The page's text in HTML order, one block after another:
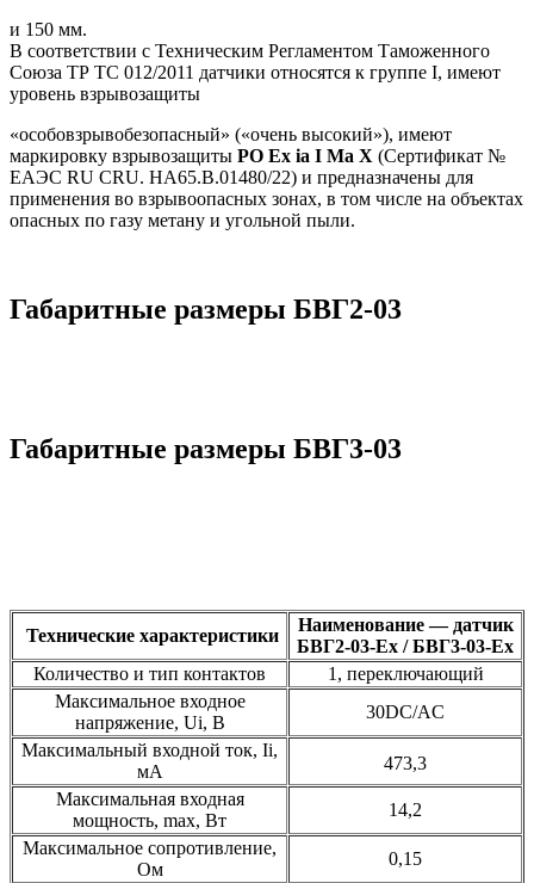
и 150 мм.
В соответствии с Техническим Регламентом Таможенного
Союза ТР ТС 012/2011 датчики относятся к группе I, имеют
уровень взрывозащиты
«особовзрывобезопасный» («очень высокий»), имеют
маркировку взрывозащиты РО Ех ia I Ма Х (Сертификат №
ЕАЭС RU CRU. HA65.B.01480/22) и предназначены для
применения во взрывоопасных зонах, в том числе на объектах
опасных по газу метану и угольной пыли.
Габаритные размеры БВГ2-03
Габаритные размеры БВГ3-03
Технические характеристики
Наименование — датчик
БВГ2-03-Ех / БВГ3-03-Ех
Количество и тип контактов
1, переключающий
Максимальное входное
напряжение, Ui, В
30DС/AC
Максимальный входной ток, Ii,
мА
473,3
Максимальная входная
мощность, max, Вт
14,2
Максимальное сопротивление,
Ом
0,15